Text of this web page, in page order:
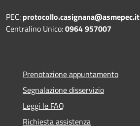
PEC: protocollo.casignana@asmepec.it
Centralino Unico:0964 957007
Prenotazione appuntamento
Segnalazione disservizio
Leggi le FAQ
Richiesta assistenza